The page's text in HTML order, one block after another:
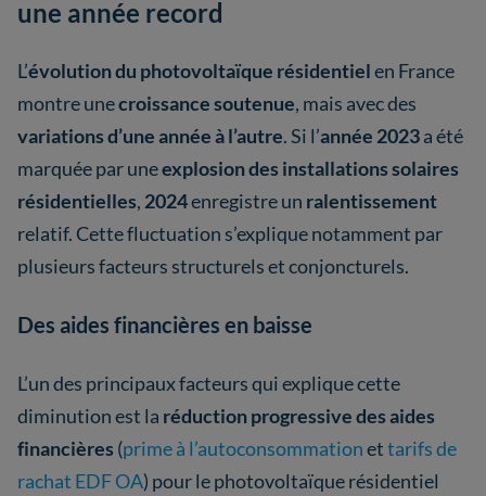
une année record
L’évolution du photovoltaïque résidentielen France
montre unecroissance soutenue, mais avec des
variations d’une année à l’autre. Si l’année 2023a été
marquée par uneexplosion des installations solaires
résidentielles, 2024enregistre un ralentissement
relatif. Cette fluctuation s’explique notamment par
plusieurs facteurs structurels et conjoncturels.
Des aides financières en baisse
L’un des principaux facteurs qui explique cette
diminution est la réduction progressive des aides
financières (prime à l’autoconsommationettarifs de
rachat EDF OA) pour le photovoltaïque résidentiel